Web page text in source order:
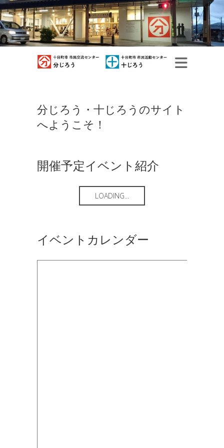
分じろう・十じろうのサイト
へようこそ！
開催予定イベント紹介
LOADING...
イベントカレンダー